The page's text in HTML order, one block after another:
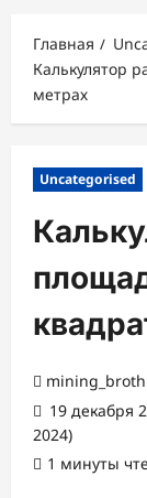
Главная
Калькулятор
метрах
Uncategorised
mining_broth
19 декабря
2024)
1 минуты